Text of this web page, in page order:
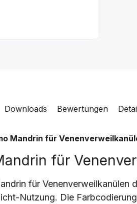
Downloads Bewertungen
Mandrin für
für
für Venenverweilkanülen
Nutzung. Die